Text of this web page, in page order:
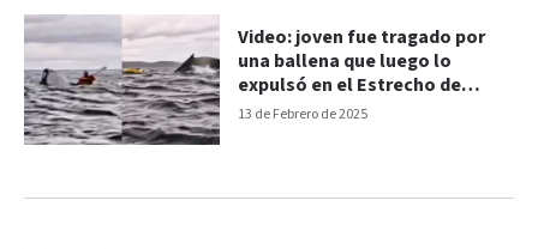
13 de Febrero de 2025
Video: joven fue tragado por
una ballena que luego lo
expulsó en el Estrecho de
Magallanes